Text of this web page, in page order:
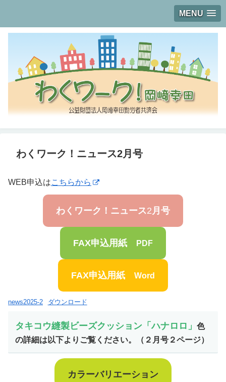
MENU
わくワーク！ニュース2月号
WEB申込はこちらから
わくワーク！ニュース2月号
FAX申込用紙 PDF
FAX申込用紙 Word
news2025-2 ダウンロード
タキコウ縫製ビーズクッション「ハナロロ」 色
の詳細は以下よりご覧ください。
（２月号２ページ）
カラーバリエーション